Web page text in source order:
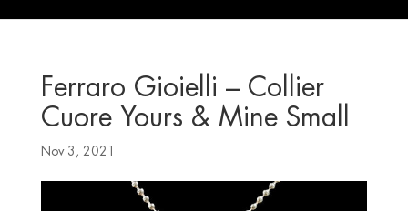
Ferraro Gioielli – Collier
Cuore Yours & Mine Small
Nov 3, 2021